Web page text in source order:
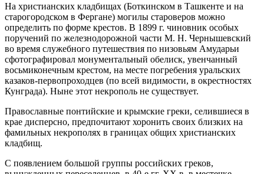
На христианских кладбищах (Боткинском в Ташкенте и на
старогородском в Фергане) могилы староверов можно
определить по форме крестов. В 1899 г. чиновник особых
поручений по железнодорожной части М. Н. Чернышевский
во время служебного путешествия по низовьям Амударьи
сфотографировал монументальный обелиск, увенчанный
восьмиконечным крестом, на месте погребения уральских
казаков-первопроходцев (по всей видимости, в окрестностях
Кунграда). Ныне этот некрополь не существует.
Православные понтийские и крымские греки, селившиеся в
крае дисперсно, предпочитают хоронить своих близких на
фамильных некрополях в границах общих христианских
кладбищ.
С появлением большой группы российских греков,